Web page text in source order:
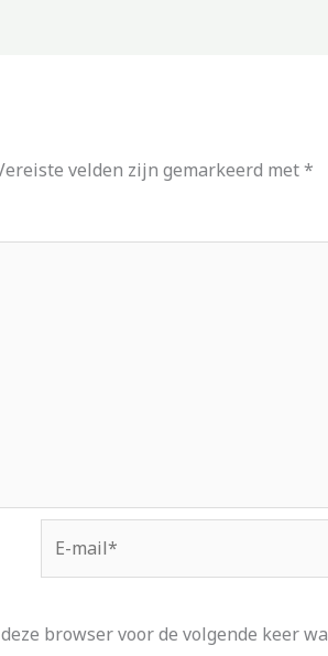
velden zijn gemarkeerd met*
mail*
browser voor de volgende keer